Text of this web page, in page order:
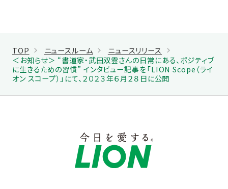
TOP ニュースルーム
ニュースリリース
＜お知らせ＞ “書道家・武田双雲さんの日常にある、ポジティブ
に生きるための習慣” インタビュー記事を「LION Scope（ライ
オン スコープ）」にて、２０２３年６月２８日に公開